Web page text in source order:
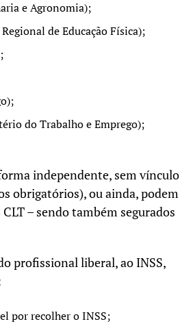
e Agronomia);
de Educação Física);
do Trabalho e Emprego);
independente, sem vínculo
obrigatórios), ou ainda, podem
– sendo também segurados
profissional liberal, ao INSS,
por recolher o INSS;